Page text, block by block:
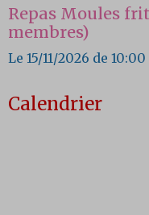
Repas Moules
membres)
Le 15/11/2026 de 10:00
Calendrier